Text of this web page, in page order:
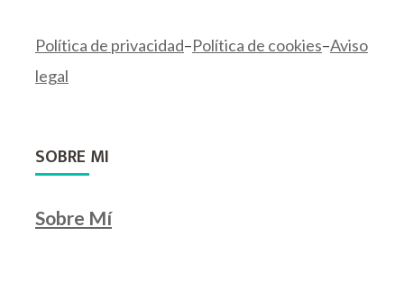
Política de privacidad–Política de cookies–Aviso
legal
SOBRE MI
Sobre Mí